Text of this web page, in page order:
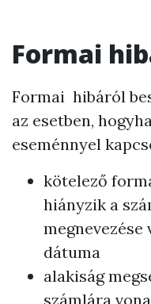
Formai
Formai hibáról
az esetben,
eseménnyel
kötelező
hiányzik a
dátuma
alakiság
számlára